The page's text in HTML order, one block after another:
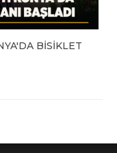
BİSİKLET